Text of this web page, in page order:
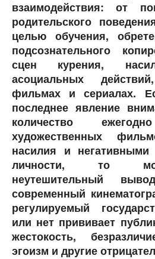
взаимодействия: от
родительского
целью обучения,
подсознательного
сцен курения,
асоциальных
фильмах и сериалах.
последнее явление
количество
художественных
насилия и негативными
личности, то
неутешительный
современный
регулируемый
или нет прививает
жестокость,
эгоизм и другие